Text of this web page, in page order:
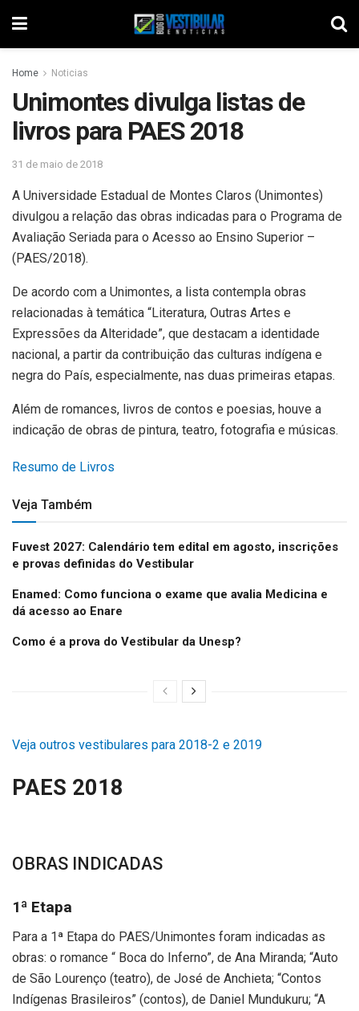
Home Noticias
Unimontes divulga listas de
livros para PAES 2018
31 de maio de 2018
A Universidade Estadual de Montes Claros (Unimontes)
divulgou a relação das obras indicadas para o Programa de
Avaliação Seriada para o Acesso ao Ensino Superior –
(PAES/2018).
De acordo com a Unimontes, a lista contempla obras
relacionadas à temática “Literatura, Outras Artes e
Expressões da Alteridade”, que destacam a identidade
nacional, a partir da contribuição das culturas indígena e
negra do País, especialmente, nas duas primeiras etapas.
Além de romances, livros de contos e poesias, houve a
indicação de obras de pintura, teatro, fotografia e músicas.
Resumo de Livros
Veja Também
Fuvest 2027: Calendário tem edital em agosto, inscrições
e provas definidas do Vestibular
Enamed: Como funciona o exame que avalia Medicina e
dá acesso ao Enare
Como é a prova do Vestibular da Unesp?
Veja outros vestibulares para 2018-2 e 2019
PAES 2018
OBRAS INDICADAS
1ª Etapa
Para a 1ª Etapa do PAES/Unimontes foram indicadas as
obras: o romance “ Boca do Inferno”, de Ana Miranda; “Auto
de São Lourenço (teatro), de José de Anchieta; “Contos
Indígenas Brasileiros” (contos), de Daniel Mundukuru; “A